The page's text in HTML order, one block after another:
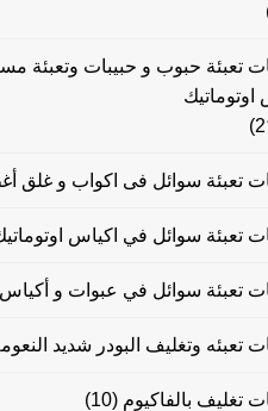
تعبئة حبوب و حبيبات وتعبئة
اوتوماتيك
تعبئة سوائل فى اكواب و غلق
تعبئة سوائل في اكياس
تعبئة سوائل في عبوات و أكياس
تعبئه وتغليف البودر شديد
تغليف بالفاكيوم (10)